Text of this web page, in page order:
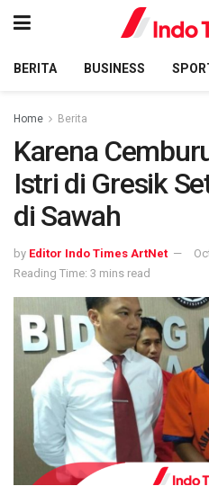
BERITA BUSINESS
Home Berita
Karena
Istri di Gresik
di Sawah
by Editor Indo Times ArtNet
Reading Time: 3 mins read